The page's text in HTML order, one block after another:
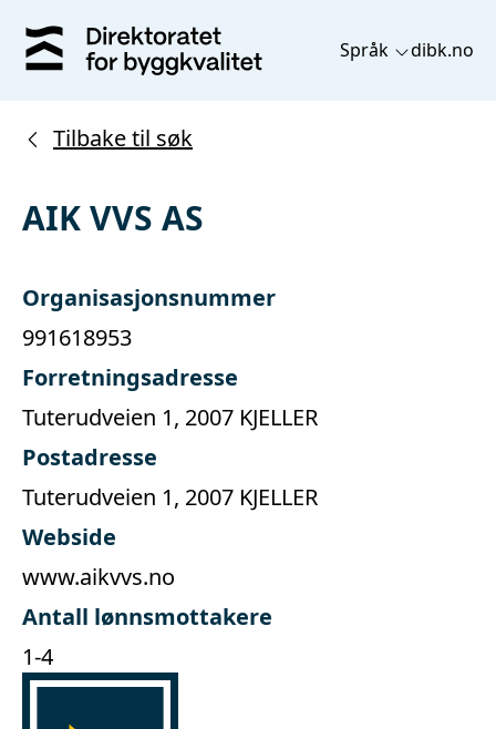
Språk dibk.no
Tilbake til søk
AIK VVS AS
Organisasjonsnummer
991618953
Forretningsadresse
Tuterudveien 1, 2007 KJELLER
Postadresse
Tuterudveien 1, 2007 KJELLER
Webside
www.aikvvs.no
Antall lønnsmottakere
1-4